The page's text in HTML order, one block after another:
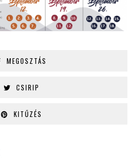
MEGOSZTÁS
CSIRIP
KITŰZÉS